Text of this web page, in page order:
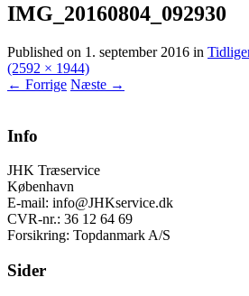
IMG_20160804_092930
Published on 1. september 2016 in
(2592 × 1944)
← Forrige Næste →
Info
JHK Træservice
København
E-mail: info@JHKservice.dk
CVR-nr.: 36 12 64 69
Forsikring: Topdanmark A/S
Sider